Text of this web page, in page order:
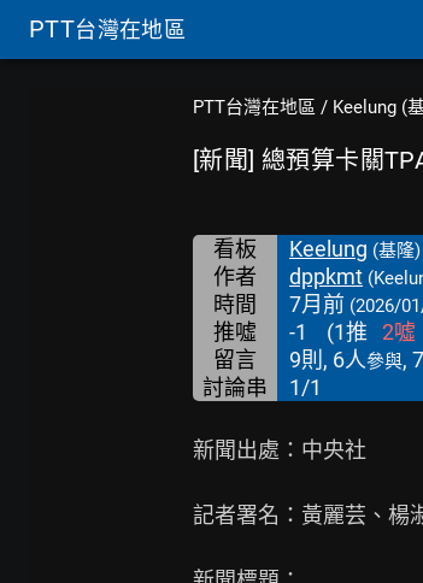
PTT台灣在地區
PTT台灣在地區 / Keelung (
[新聞] 總預算卡關
看板 Keelung (基隆)
作者 dppkmt
時間 7月前 (2026/
推噓 -1 (1推 2噓
留言
9則, 6人參與,
討論串 1/1
新聞出處：中央社
記者署名：黃麗芸、楊